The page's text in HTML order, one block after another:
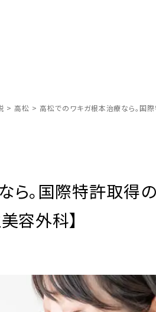
> 高松 > 高松でのワキガ根本治療なら。国
ら。国際特許取得
容外科】